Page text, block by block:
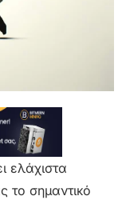
ελάχιστα
το σημαντικό